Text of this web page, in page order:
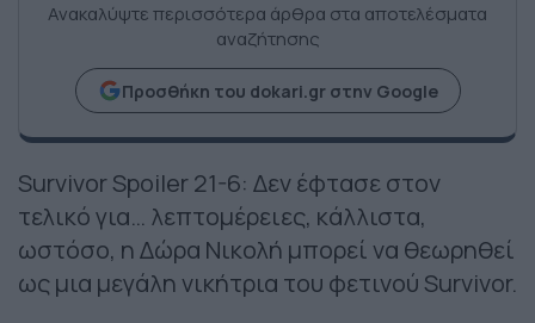
Ανακαλύψτε περισσότερα άρθρα στα αποτελέσματα
αναζήτησης
Προσθήκη του dokari.gr στην Google
Survivor Spoiler 21-6: Δεν έφτασε στον
τελικό για… λεπτομέρειες, κάλλιστα,
ωστόσο, η Δώρα Νικολή μπορεί να θεωρηθεί
ως μια μεγάλη νικήτρια του φετινού Survivor.